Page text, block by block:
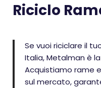
Riciclo
Se vuoi riciclare il
Italia, Metalman è
Acquistiamo rame
sul mercato,